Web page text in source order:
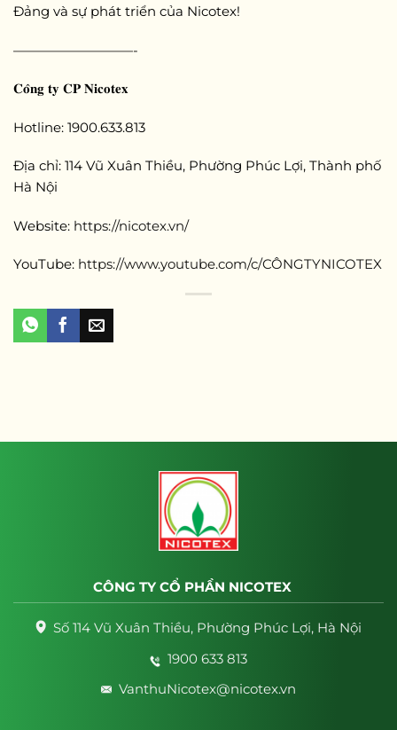
Đảng và sự phát triển của Nicotex!
—————————-
𝐂𝐨̂𝐧𝐠 𝐭𝐲 𝐂𝐏 𝐍𝐢𝐜𝐨𝐭𝐞𝐱
Hotline: 1900.633.813
Địa chỉ: 114 Vũ Xuân Thiều, Phường Phúc Lợi, Thành phố
Hà Nội
Website: https://nicotex.vn/
YouTube: https://www.youtube.com/c/CÔNGTYNICOTEX
CÔNG TY CỔ PHẦN NICOTEX
Số 114 Vũ Xuân Thiều, Phường Phúc Lợi, Hà Nội
1900 633 813
VanthuNicotex@nicotex.vn